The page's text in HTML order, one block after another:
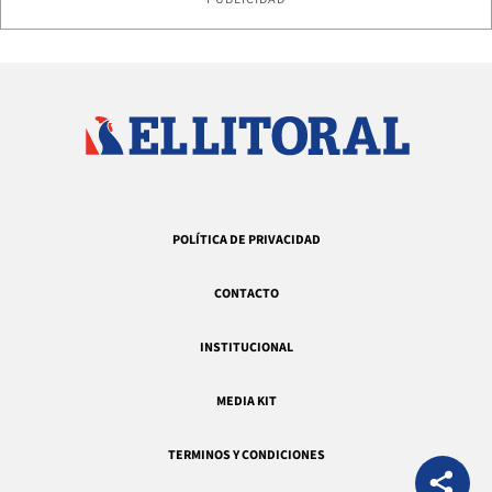
POLÍTICA DE PRIVACIDAD
CONTACTO
INSTITUCIONAL
MEDIA KIT
TERMINOS Y CONDICIONES